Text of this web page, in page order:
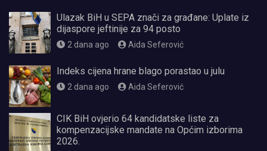
Ulazak BiH u SEPA znači za građane: Uplate iz
dijaspore jeftinije za 94 posto
2 dana ago Aida Seferović
Indeks cijena hrane blago porastao u julu
2 dana ago Aida Seferović
CIK BiH ovjerio 64 kandidatske liste za
kompenzacijske mandate na Općim izborima
2026.